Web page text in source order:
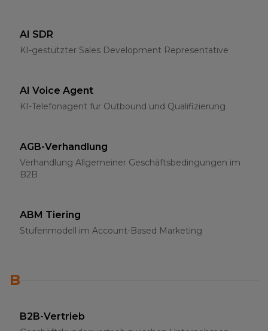
AI SDR
KI-gestützter Sales Development Representative
AI Voice Agent
KI-Telefonagent für Outbound und Qualifizierung
AGB-Verhandlung
Verhandlung Allgemeiner Geschäftsbedingungen im
B2B
ABM Tiering
Stufenmodell im Account-Based Marketing
B
B2B-Vertrieb